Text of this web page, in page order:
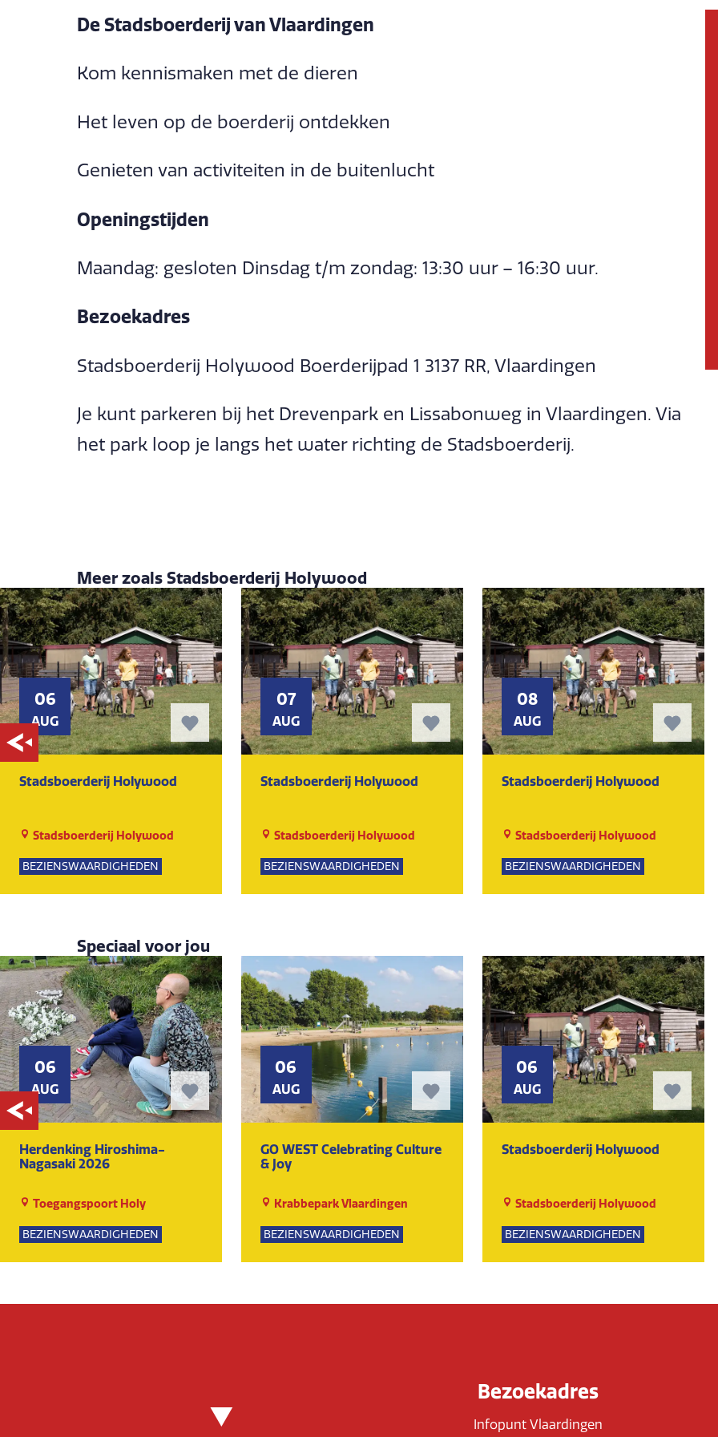
De Stadsboerderij van Vlaardingen
Kom kennismaken met de dieren
Het leven op de boerderij ontdekken
Genieten van activiteiten in de buitenlucht
Openingstijden
Maandag: gesloten Dinsdag t/m zondag: 13:30 uur – 16:30 uur.
Bezoekadres
Stadsboerderij Holywood Boerderijpad 1 3137 RR, Vlaardingen
Je kunt parkeren bij het Drevenpark en Lissabonweg in Vlaardingen. Via
het park loop je langs het water richting de Stadsboerderij.
Meer zoals Stadsboerderij Holywood
06
AUG
Stadsboerderij Holywood
Stadsboerderij Holywood
BEZIENSWAARDIGHEDEN
NATUUR
07
AUG
Stadsboerderij Holywood
Stadsboerderij Holywood
BEZIENSWAARDIGHEDEN
NATUUR
08
AUG
Stadsboerderij Holywood
Stadsboerderij Holywood
BEZIENSWAARDIGHEDEN
NATUUR
Speciaal voor jou
06
AUG
Herdenking Hiroshima-
Nagasaki 2026
Toegangspoort Holy
BEZIENSWAARDIGHEDEN
KUNST EN CULTUUR
06
AUG
GO WEST Celebrating Culture
& Joy
Krabbepark Vlaardingen
BEZIENSWAARDIGHEDEN
KUNST EN CULTUUR
06
AUG
Stadsboerderij Holywood
Stadsboerderij Holywood
BEZIENSWAARDIGHEDEN
NATUUR
Bezoekadres
Infopunt Vlaardingen